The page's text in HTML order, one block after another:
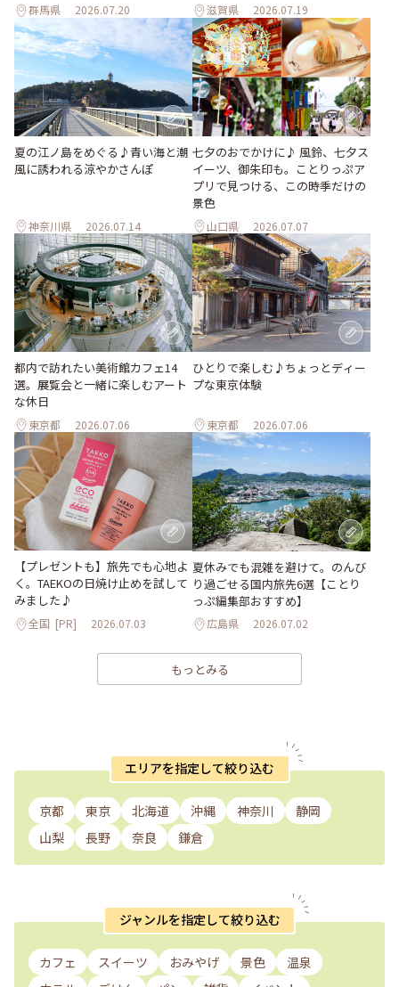
群馬県 2026.07.20 滋賀県 2026.07.19
夏の江ノ島をめぐる♪青い海と潮
風に誘われる涼やかさんぽ
神奈川県 2026.07.14
七夕のおでかけに♪ 風鈴、七夕ス
イーツ、御朱印も。ことりっぷア
プリで見つける、この時季だけの
景色
山口県 2026.07.07
都内で訪れたい美術館カフェ14
選。展覧会と一緒に楽しむアート
な休日
東京都 2026.07.06
ひとりで楽しむ♪ちょっとディー
プな東京体験
東京都 2026.07.06
【プレゼントも】旅先でも心地よ
く。TAEKOの日焼け止めを試して
みました♪
全国 [PR] 2026.07.03
夏休みでも混雑を避けて。のんび
り過ごせる国内旅先6選【ことり
っぷ編集部おすすめ】
広島県 2026.07.02
もっとみる
エリアを指定して絞り込む
京都 東京 北海道 沖縄 神奈川
静岡
山梨
長野 奈良 鎌倉
ジャンルを指定して絞り込む
カフェ スイーツ おみやげ 景色
温泉